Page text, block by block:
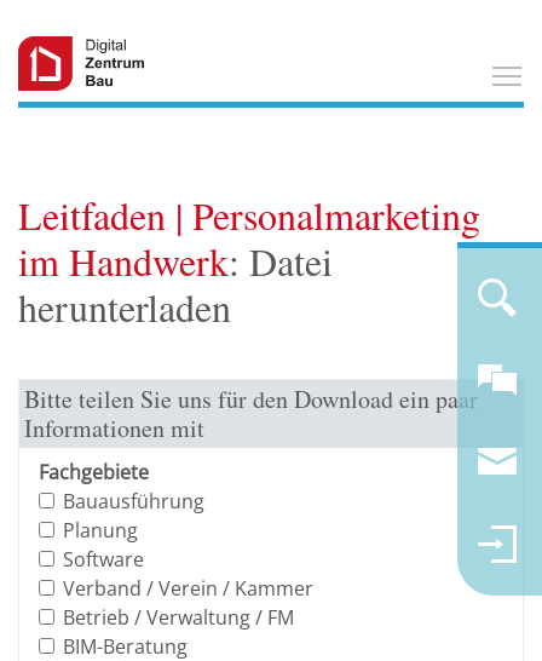
Leitfaden | Personalmarketing
im Handwerk: Datei
herunterladen
Bitte teilen Sie uns für den Download ein paar
Informationen mit
Fachgebiete
Bauausführung
Planung
Software
Verband / Verein / Kammer
Betrieb / Verwaltung / FM
BIM-Beratung